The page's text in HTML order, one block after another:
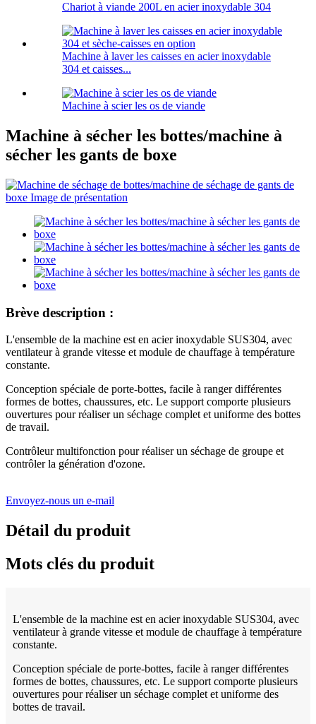
Chariot à viande 200L en acier inoxydable 304
Machine à laver les caisses en acier inoxydable
304 et caisses...
Machine à scier les os de viande
Machine à sécher les bottes/machine à
sécher les gants de boxe
Brève description :
L'ensemble de la machine est en acier inoxydable SUS304, avec
ventilateur à grande vitesse et module de chauffage à température
constante.
Conception spéciale de porte-bottes, facile à ranger différentes
formes de bottes, chaussures, etc. Le support comporte plusieurs
ouvertures pour réaliser un séchage complet et uniforme des bottes
de travail.
Contrôleur multifonction pour réaliser un séchage de groupe et
contrôler la génération d'ozone.
Envoyez-nous un e-mail
Détail du produit
Mots clés du produit
L'ensemble de la machine est en acier inoxydable SUS304, avec
ventilateur à grande vitesse et module de chauffage à température
constante.
Conception spéciale de porte-bottes, facile à ranger différentes
formes de bottes, chaussures, etc. Le support comporte plusieurs
ouvertures pour réaliser un séchage complet et uniforme des
bottes de travail.